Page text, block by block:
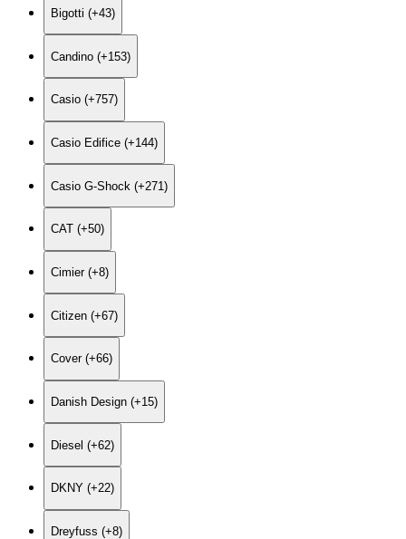
Bigotti (+43)
Candino (+153)
Casio (+757)
Casio Edifice (+144)
Casio G-Shock (+271)
CAT (+50)
Cimier (+8)
Citizen (+67)
Cover (+66)
Danish Design (+15)
Diesel (+62)
DKNY (+22)
Dreyfuss (+8)